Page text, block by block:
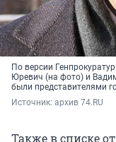
По версии
Юревич (на фото) и
были представителями
Источник: архив 74.RU
Также в списке